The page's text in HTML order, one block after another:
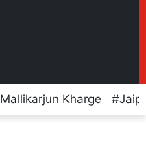
Mallikarjun Kharge